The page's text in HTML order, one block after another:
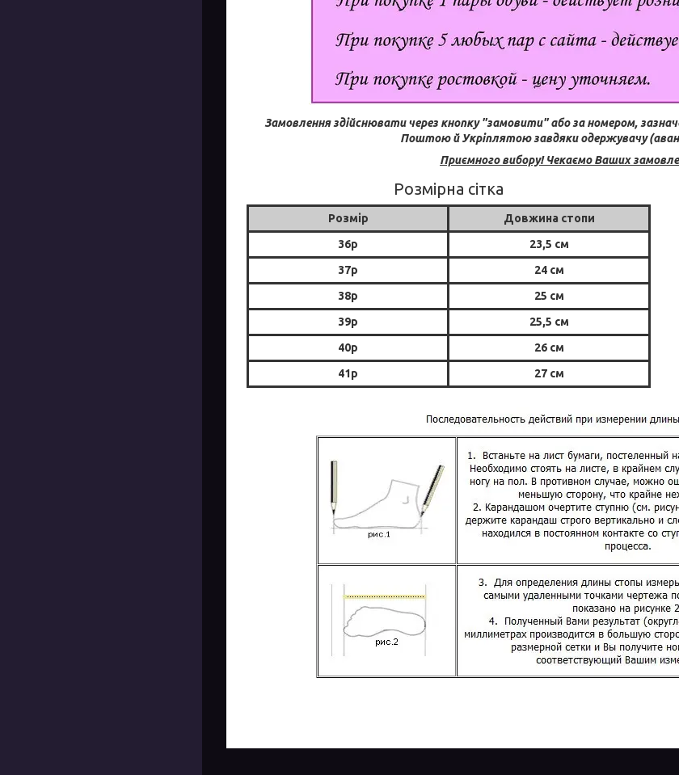
Замовлення здійснювати через кнопку "замовити" або за номером,
Поштою й Укріплятою завдяки одержувачу
Приємного вибору! Чекаємо Ваших
Розмір Довжина стопи
Розмірна сітка
36р
23,5 см
37р
24 см
38р
25 см
39р
25,5 см
40р
26 см
41р
27 см